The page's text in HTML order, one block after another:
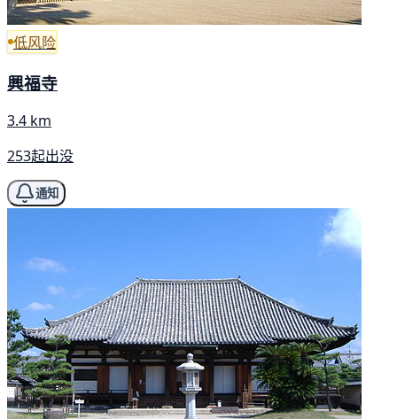
低风险
興福寺
3.4 km
253起出没
通知